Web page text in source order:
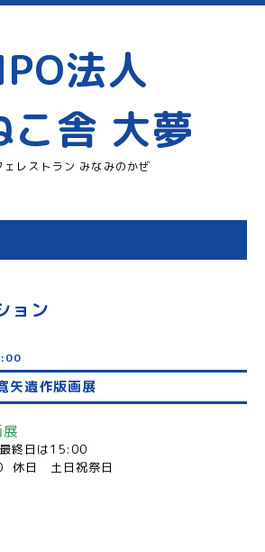
法人
こ舎 大夢
ェレストラン みなみのかぜ
ョン
矢遺作版画展
終日は15:00
日 土日祝祭日